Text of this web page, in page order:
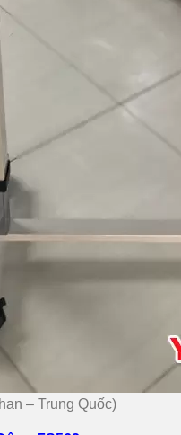
– Trung Quốc)